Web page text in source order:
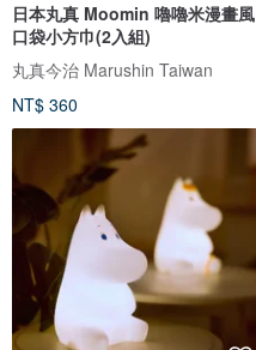
日本丸真 Moomin 嚕嚕米漫畫風
口袋小方巾(2入組)
丸真今治 Marushin Taiwan
NT$ 360